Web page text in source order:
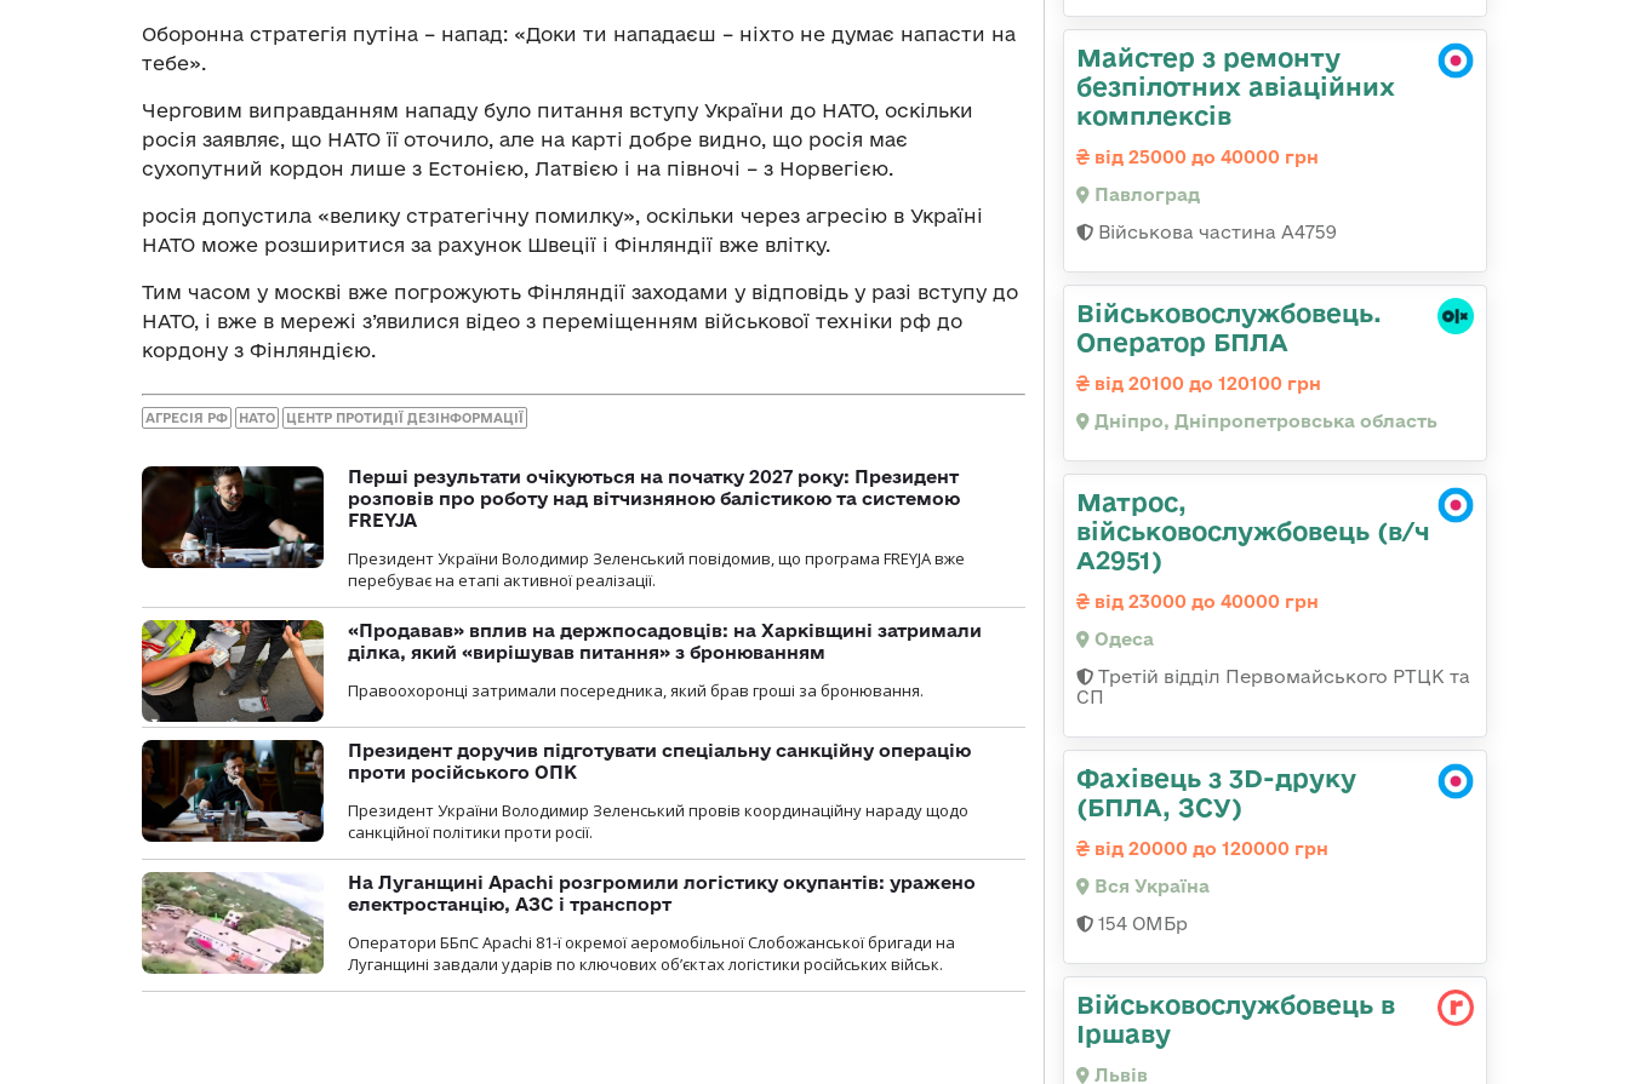
Оборонна стратегія путіна – напад: «Доки ти нападаєш – ніхто не думає напасти на
тебе».
Черговим виправданням нападу було питання вступу України до НАТО, оскільки
росія заявляє, що НАТО її оточило, але на карті добре видно, що росія має
сухопутний кордон лише з Естонією, Латвією і на півночі – з Норвегією.
росія допустила «велику стратегічну помилку», оскільки через агресію в Україні
НАТО може розширитися за рахунок Швеції і Фінляндії вже влітку.
Тим часом у москві вже погрожують Фінляндії заходами у відповідь у разі вступу до
НАТО, і вже в мережі з’явилися відео з переміщенням військової техніки рф до
кордону з Фінляндією.
АГРЕСІЯ РФ НАТО ЦЕНТР ПРОТИДІЇ ДЕЗІНФОРМАЦІЇ
Перші результати очікуються на початку 2027 року: Президент
розповів про роботу над вітчизняною балістикою та системою
FREYJA
Президент України Володимир Зеленський повідомив, що програма FREYJA вже
перебуває на етапі активної реалізації.
«Продавав» вплив на держпосадовців: на Харківщині затримали
ділка, який «вирішував питання» з бронюванням
Правоохоронці затримали посередника, який брав гроші за бронювання.
Президент доручив підготувати спеціальну санкційну операцію
проти російського ОПК
Президент України Володимир Зеленський провів координаційну нараду щодо
санкційної політики проти росії.
На Луганщині Apachi розгромили логістику окупантів: уражено
електростанцію, АЗС і транспорт
Оператори ББпС Apachi 81-ї окремої аеромобільної Слобожанської бригади на
Луганщині завдали ударів по ключових об’єктах логістики російських військ.
Майстер з ремонту
безпілотних авіаційних
комплексів
від 25000 до 40000 грн
Павлоград
Військова частина А4759
Військовослужбовець.
Оператор БПЛА
від 20100 до 120100 грн
Дніпро, Дніпропетровська область
Матрос,
військовослужбовець (в/ч
А2951)
від 23000 до 40000 грн
Одеса
Третій відділ Первомайського РТЦК та
СП
Фахівець з 3D-друку
(БПЛА, ЗСУ)
від 20000 до 120000 грн
Вся Україна
154 ОМБр
Військовослужбовець в
Іршаву
Львів